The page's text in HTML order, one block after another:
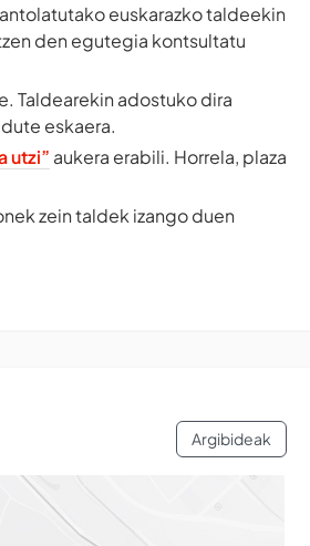
euskarazko taldeekin
den egutegia kontsultatu
Taldearekin adostuko dira
eskaera.
utzi” aukera erabili. Horrela, plaza
zein taldek izango duen
Argibideak